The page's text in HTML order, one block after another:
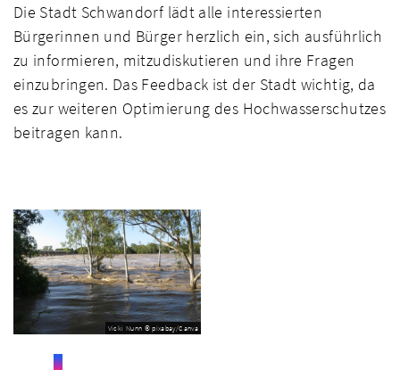
Die Stadt Schwandorf lädt alle interessierten
Bürgerinnen und Bürger herzlich ein, sich ausführlich
zu informieren, mitzudiskutieren und ihre Fragen
einzubringen. Das Feedback ist der Stadt wichtig, da
es zur weiteren Optimierung des Hochwasserschutzes
beitragen kann.
Vicki Nunn © pixabay/Canva